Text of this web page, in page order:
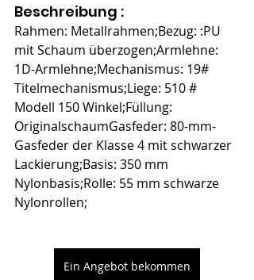
Beschreibung :
Rahmen: Metallrahmen;Bezug: :PU
mit Schaum überzogen;Armlehne:
1D-Armlehne;Mechanismus: 19#
Titelmechanismus;Liege: 510 #
Modell 150 Winkel;Füllung:
OriginalschaumGasfeder: 80-mm-
Gasfeder der Klasse 4 mit schwarzer
Lackierung;Basis: 350 mm
Nylonbasis;Rolle: 55 mm schwarze
Nylonrollen;
Ein Angebot bekommen